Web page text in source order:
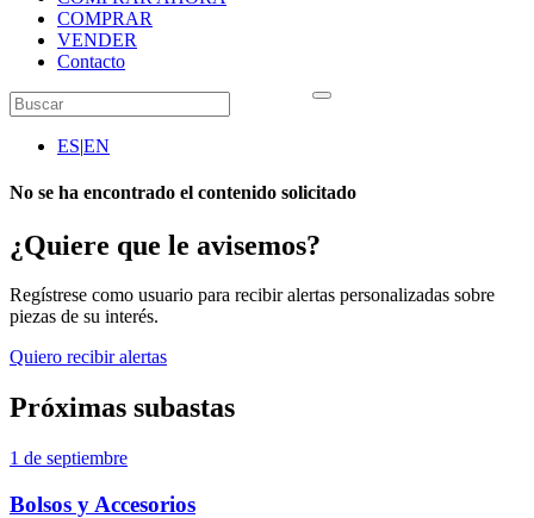
COMPRAR
VENDER
Contacto
ES|EN
No se ha encontrado el contenido solicitado
¿Quiere que le avisemos?
Regístrese como usuario para recibir alertas personalizadas sobre
piezas de su interés.
Quiero recibir alertas
Próximas subastas
1 de septiembre
Bolsos y Accesorios